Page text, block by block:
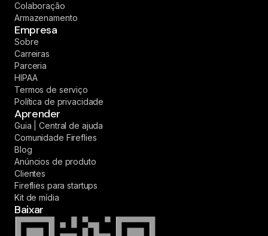
Colaboração
Armazenamento
Empresa
Sobre
Carreiras
Parceria
HIPAA
Termos de serviço
Política de privacidade
Aprender
Guia | Central de ajuda
Comunidade Fireflies
Blog
Anúncios de produto
Clientes
Fireflies para startups
Kit de mídia
Baixar